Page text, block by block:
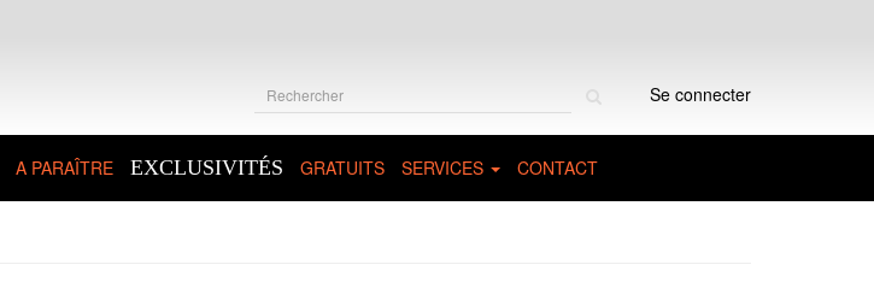
Se connecter
A PARAÎTRE EXCLUSIVITÉS GRATUITS SERVICES CONTACT